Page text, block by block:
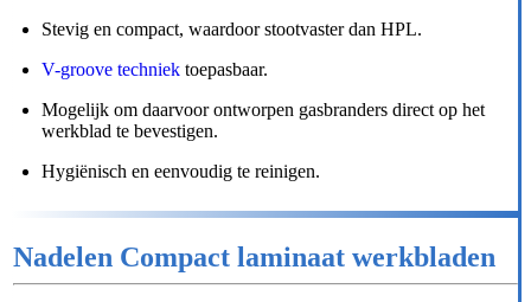
Stevig en compact, waardoor stootvaster dan HPL.
V-groove techniek toepasbaar.
Mogelijk om daarvoor ontworpen gasbranders direct op het
werkblad te bevestigen.
Hygiënisch en eenvoudig te reinigen.
Nadelen Compact laminaat werkbladen